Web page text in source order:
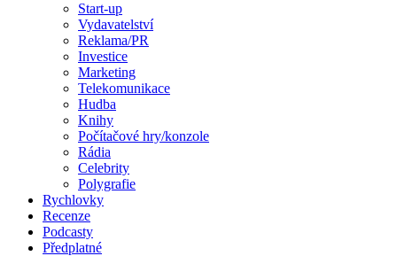
Start-up
Vydavatelství
Reklama/PR
Investice
Marketing
Telekomunikace
Hudba
Knihy
Počítačové hry/konzole
Rádia
Celebrity
Polygrafie
Rychlovky
Recenze
Podcasty
Předplatné